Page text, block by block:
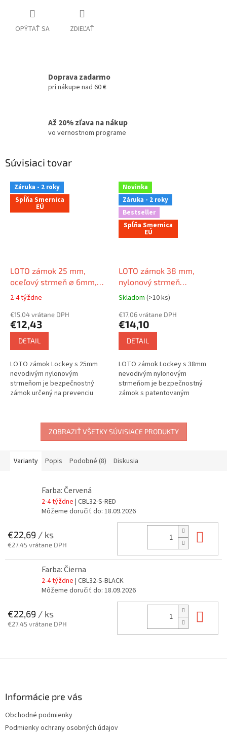
OPÝTAŤ SA ZDIEĽAŤ
Doprava zadarmo
pri nákupe nad 60 €
Až 20% zľava na nákup
vo vernostnom programe
Súvisiaci tovar
Záruka - 2 roky
Spĺňa Smernica
EÚ
LOTO zámok 25 mm,
oceľový strmeň ⌀ 6mm,
nylonové telo (nevodivé),
rovná hrana
2-4 týždne
€15,04 vrátane DPH
€12,43
DETAIL
LOTO zámok Lockey s 25mm
nevodivým nylonovým
strmeňom je bezpečnostný
zámok určený na prevenciu
má nevodivé nylonové telo...
Novinka
Záruka - 2 roky
Bestseller
Spĺňa Smernica
EÚ
LOTO zámok 38 mm,
nylonový strmeň
(nevodivý) ⌀ 6mm,
nylonové telo (nevodivé),
tvar LOCKEY (patentovaný)
Skladom (>10 ks)
€17,06 vrátane DPH
€14,10
DETAIL
LOTO zámok Lockey s 38mm
nevodivým nylonovým
strmeňom je bezpečnostný
zámok s patentovaným
rámci Lockout Tagout. Vďaka...
ZOBRAZIŤ VŠETKY SÚVISIACE PRODUKTY
Varianty Popis Podobné (8) Diskusia
Farba: Červená
2-4 týždne | CBL32-S-RED
Môžeme doručiť do: 18.09.2026
€22,69 / ks
€27,45 vrátane DPH
Farba: Čierna
2-4 týždne | CBL32-S-BLACK
Môžeme doručiť do: 18.09.2026
€22,69 / ks
€27,45 vrátane DPH
Informácie pre vás
Obchodné podmienky
Podmienky ochrany osobných údajov